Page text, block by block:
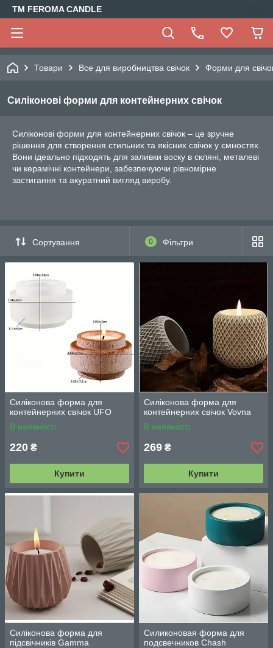
TM FEROMA CANDLE
Товари Все для виробництва свічок Форми для
Силіконові форми для контейнерних свічок
Силіконові форми для контейнерних свічок – це зручне
рішення для створення стильних та якісних свічок у ємностях.
Вони ідеально підходять для заливки воску в скляні, металеві
чи керамічні контейнери, забезпечуючи рівномірне
застигання та акуратний вигляд виробу.
Сортування 0 Фільтри
Силіконова форма для
контейнерних свічок UFO
В наявності
220 ₴
Купити
Силіконова форма для
контейнерних свічок Vovna
В наявності
269 ₴
Купити
Силіконова форма для
підсвічників Gamma
Силиконовая форма для
подсвечников Chash